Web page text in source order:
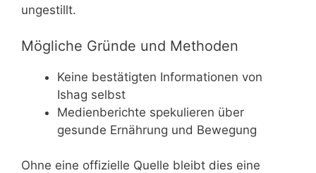
ungestillt.
Mögliche Gründe und Methoden
Keine bestätigten Informationen von
Ishag selbst
Medienberichte spekulieren über
gesunde Ernährung und Bewegung
Ohne eine offizielle Quelle bleibt dies eine